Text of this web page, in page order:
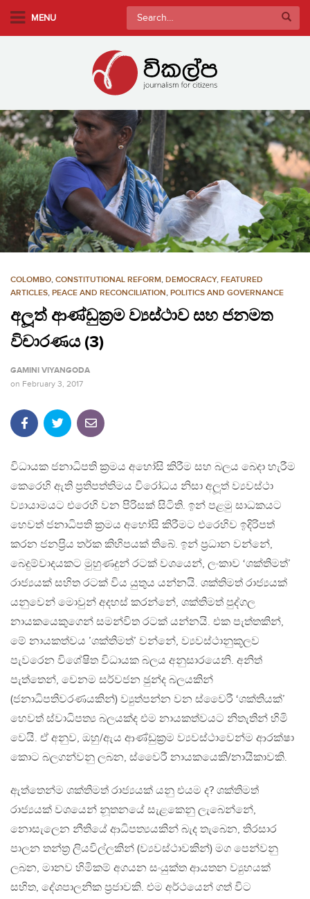
m
a
i
n
c
o
n
t
e
MENU
Search
for:
COLOMBO, CONSTITUTIONAL REFORM, DEMOCRACY, FEATURED
ARTICLES, PEACE AND RECONCILIATION, POLITICS AND GOVERNANCE
අලූත් ආණ්ඩුක‍්‍රම ව්‍යස්ථාව සහ ජනමත
විචාරණය (3)
GAMINI VIYANGODA
on February 3, 2017
විධායක ජනාධිපති ක‍්‍රමය අහෝසි කිරීම සහ බලය බෙදා හැරීම
කෙරෙහි ඇති ප‍්‍රතිපත්තිමය විරෝධය නිසා අලූත් ව්‍යවස්ථා
ව්‍යායාමයට එරෙහි වන පිරිසක් සිටිති. ඉන් පළමු සාධකයට
හෙවත් ජනාධිපති ක‍්‍රමය අහෝසි කිරීමට එරෙහිව ඉදිරිපත්
කරන ජනප‍්‍රිය තර්ක කිහිපයක් තිබේ. ඉන් ප‍්‍රධාන වන්නේ,
බෙදුම්වාදයකට මුහුණදුන් රටක් වශයෙන්, ලංකාව ‘ශක්තිමත්’
රාජ්‍යයක් සහිත රටක් විය යුතුය යන්නයි. ශක්තිමත් රාජ්‍යයක්
යනුවෙන් මොවුන් අදහස් කරන්නේ, ශක්තිමත් පුද්ගල
නායකයෙකුගෙන් සමන්විත රටක් යන්නයි. එක පැත්තකින්,
මේ නායකත්වය ’ශක්තිමත්’ වන්නේ, ව්‍යවස්ථානුකූලව
පැවරෙන විශේෂිත විධායක බලය අනුසාරයෙනි. අනිත්
පැත්තෙන්, වෙනම සර්වජන ඡුන්ද බලයකින්
(ජනාධිපතිවරණයකින්) ව්‍යුත්පන්න වන ස්වෛරී ‘ශක්තියක්’
හෙවත් ස්වාධිපත්‍ය බලයක්ද එම නායකත්වයට නිතැතින් හිමි
වෙයි. ඒ අනුව, ඔහු/ඇය ආණ්ඩුක‍්‍රම ව්‍යවස්ථාවෙන්ම ආරක්ෂා
කොට බලගන්වනු ලබන, ස්වෛරී නායකයෙකි/නායිකාවකි.
ඇත්තෙන්ම ශක්තිමත් රාජ්‍යයක් යනු එයම ද? ශක්තිමත්
රාජ්‍යයක් වශයෙන් නූතනයේ සැළකෙනු ලැබෙන්නේ,
නොසැලෙන නීතියේ ආධිපත්‍යයකින් බැද තැබෙන, තිරසාර
පාලන තන්ත‍්‍ර ලියවිල්ලකින් (ව්‍යවස්ථාවකින්) මග පෙන්වනු
ලබන, මානව හිමිකම් අගයන සංයුක්ත ආයතන ව්‍යුහයක්
සහිත, දේශපාලනික ප‍්‍රජාවකි. එම අර්ථයෙන් ගත් විට